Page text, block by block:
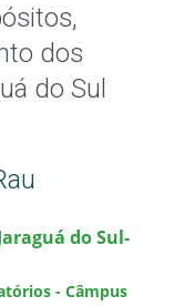
dos
do Sul
do Sul-
- Câmpus